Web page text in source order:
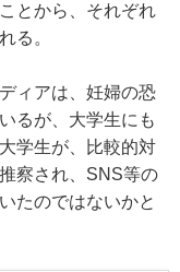
とから、それぞれ
る。
ィアは、妊婦の恐
るが、大学生にも
学生が、比較的対
察され、SNS等の
たのではないかと